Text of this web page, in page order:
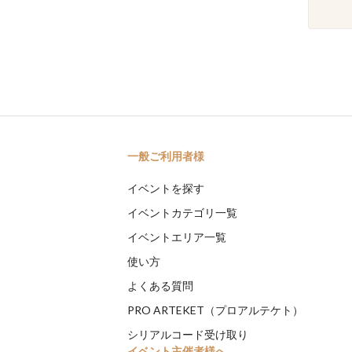
一般ご利用者様
イベントを探す
イベントカテゴリ一覧
イベントエリア一覧
使い方
よくある質問
PRO ARTEKET（プロアルテケト）
シリアルコード受け取り